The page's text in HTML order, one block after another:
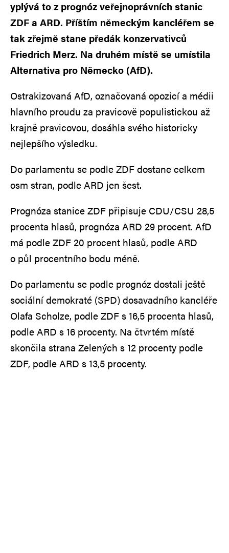
yplývá to z prognóz veřejnoprávních stanic
ZDF a ARD. Příštím německým kancléřem se
tak zřejmě stane předák konzervativců
Friedrich Merz. Na druhém místě se umístila
Alternativa pro Německo (AfD).
Ostrakizovaná AfD, označovaná opozicí a médii
hlavního proudu za pravicově populistickou až
krajně pravicovou, dosáhla svého historicky
nejlepšího výsledku.
Do parlamentu se podle ZDF dostane celkem
osm stran, podle ARD jen šest.
Prognóza stanice ZDF připisuje CDU/CSU 28,5
procenta hlasů, prognóza ARD 29 procent. AfD
má podle ZDF 20 procent hlasů, podle ARD
o půl procentního bodu méně.
Do parlamentu se podle prognóz dostali ještě
sociální demokraté (SPD) dosavadního kancléře
Olafa Scholze, podle ZDF s 16,5 procenta hlasů,
podle ARD s 16 procenty. Na čtvrtém místě
skončila strana Zelených s 12 procenty podle
ZDF, podle ARD s 13,5 procenty.